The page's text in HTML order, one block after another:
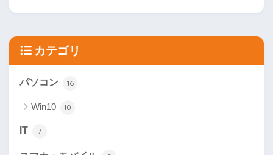
カテゴリ
パソコン 16
Win10 10
IT 7